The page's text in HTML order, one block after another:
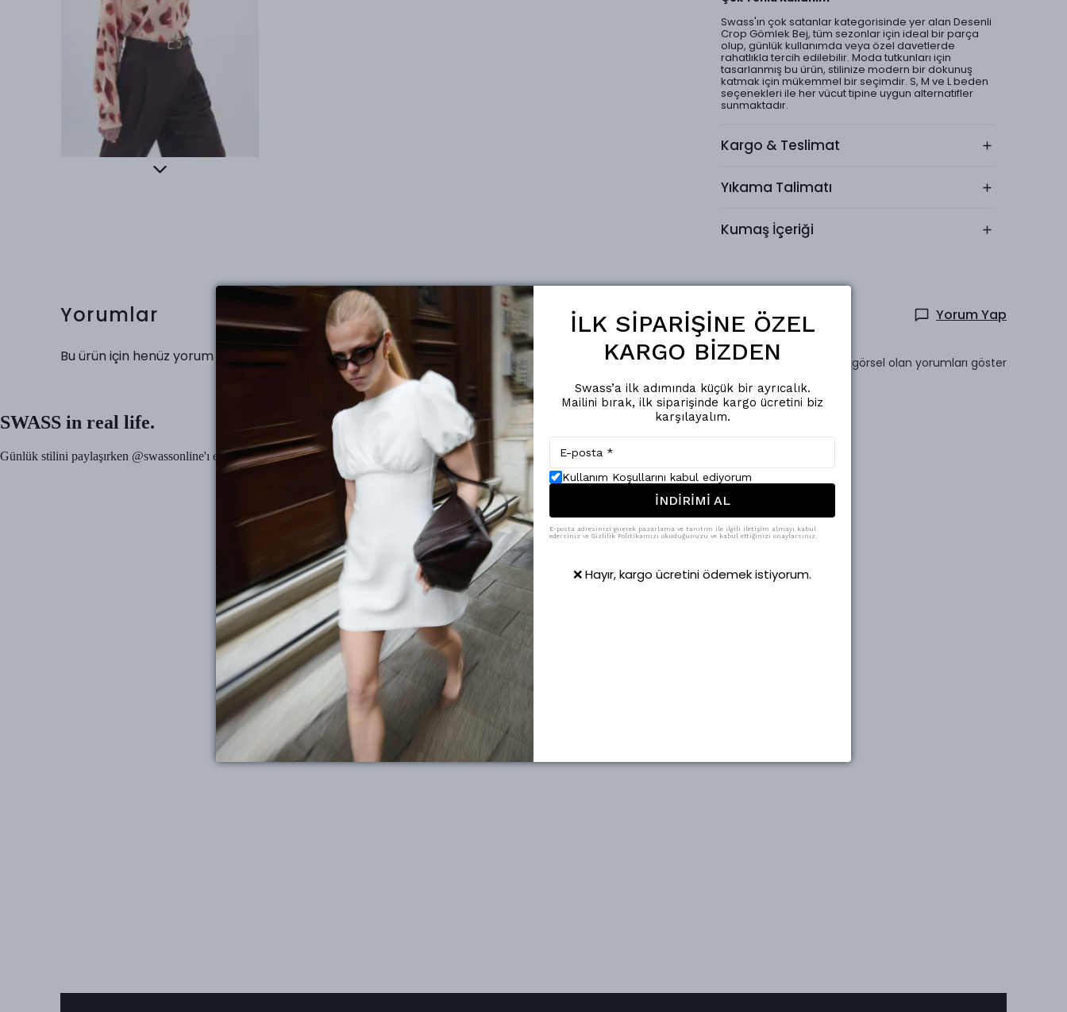
Swass'ın çok satanlar kategorisinde yer alan Desenli
Crop Gömlek Bej, tüm sezonlar için ideal bir parça
olup, günlük kullanımda veya özel davetlerde
rahatlıkla tercih edilebilir. Moda tutkunları için
tasarlanmış bu ürün, stilinize modern bir dokunuş
katmak için mükemmel bir seçimdir. S, M ve L beden
seçenekleri ile her vücut tipine uygun alternatifler
sunmaktadır.
Kargo & Teslimat
Yıkama Talimatı
Kumaş İçeriği
Yorumlar Yorum Yap
Bu ürün için henüz yorum yapılmamış. Sadece görsel olan yorumları göster
İLK SİPARİŞİNE ÖZEL
KARGO BİZDEN
Swass’a ilk adımında küçük bir ayrıcalık.
Mailini bırak, ilk siparişinde kargo ücretini biz
karşılayalım.
Kullanım Koşullarını kabul ediyorum
İNDİRİMİ AL
E-posta adresinizi girerek pazarlama ve tanıtım ile ilgili iletişim almayı kabul
edersiniz ve Gizlilik Politikamızı okuduğunuzu ve kabul ettiğinizi onaylarsınız.
❌ Hayır, kargo ücretini ödemek istiyorum.